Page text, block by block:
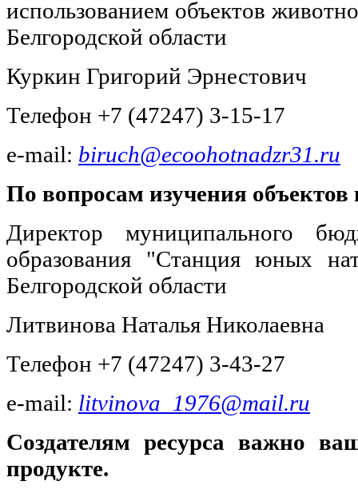
использованием объектов
Белгородской области
Куркин Григорий Эрнестович
Телефон +7 (47247) 3-15-17
e-mail: biruch@ecoohotnadzr31.ru
По вопросам изучения
Директор муниципального
образования "Станция юных
Белгородской области
Литвинова Наталья Николаевна
Телефон +7 (47247) 3-43-27
e-mail: litvinova_1976@mail.ru
Создателям ресурса важно
продукте.